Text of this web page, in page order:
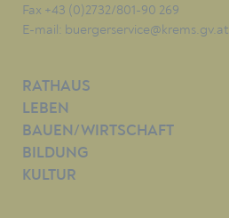
Fax +43 (0)2732/801-90 269
E-mail: buergerservice@krems.gv.at
RATHAUS
LEBEN
BAUEN/WIRTSCHAFT
BILDUNG
KULTUR